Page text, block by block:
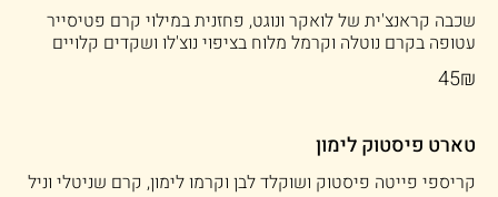
שכבה קראנצ'ית של לואקר ונוגט, פחזנית במילוי קרם פטיסייר
עטופה בקרם נוטלה וקרמל מלוח בציפוי נוצ'לו ושקדים קלויים
‏45 ‏₪
טארט פיסטוק לימון
קריספי פייטה פיסטוק ושוקלד לבן וקרמו לימון, קרם שניטלי וניל